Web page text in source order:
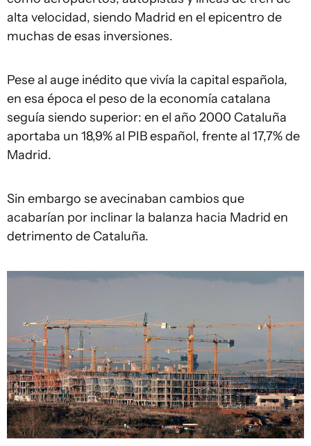
alta velocidad, siendo Madrid en el epicentro de
muchas de esas inversiones.
Pese al auge inédito que vivía la capital española,
en esa época el peso de la economía catalana
seguía siendo superior: en el año 2000 Cataluña
aportaba un 18,9% al PIB español, frente al 17,7% de
Madrid.
Sin embargo se avecinaban cambios que
acabarían por inclinar la balanza hacia Madrid en
detrimento de Cataluña.